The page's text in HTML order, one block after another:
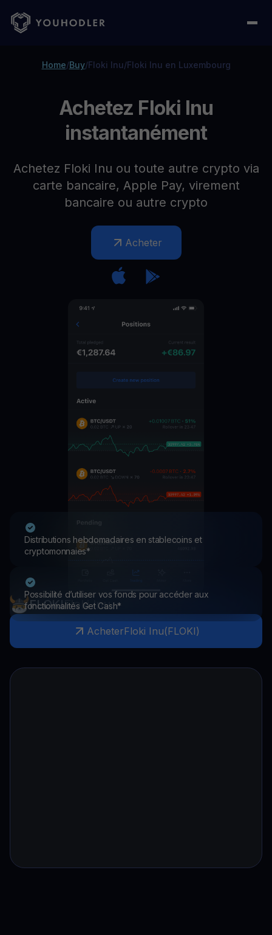
Home/Buy/Floki Inu/Floki Inu en Luxembourg
Achetez Floki Inu
instantanément
Achetez Floki Inu ou toute autre crypto via
carte bancaire, Apple Pay, virement
bancaire ou autre crypto
Acheter
Distributions hebdomadaires en stablecoins et
cryptomonnaies*
Possibilité d’utiliser vos fonds pour accéder aux
fonctionnalités Get Cash*
FLOKIFloki Inu
AcheterFloki Inu(FLOKI)